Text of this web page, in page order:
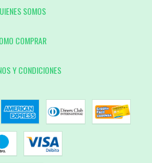
SOMOS
COMPRAR
Y CONDICIONES